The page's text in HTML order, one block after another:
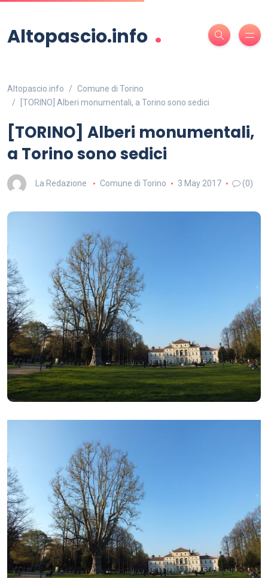
Altopascio.info .
Altopascio.info
Comune di Torino
[TORINO] Alberi monumentali, a Torino sono sedici
[TORINO] Alberi monumentali,
a Torino sono sedici
La Redazione Comune di Torino 3 May 2017 (0)